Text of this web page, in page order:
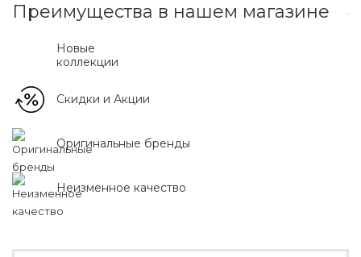
Преимущества в нашем магазине
Новые
коллекции
Скидки и Акции
Оригинальные бренды
Неизменное качество